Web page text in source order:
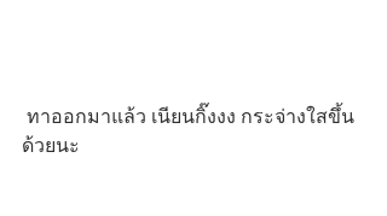
ด้วยนะ